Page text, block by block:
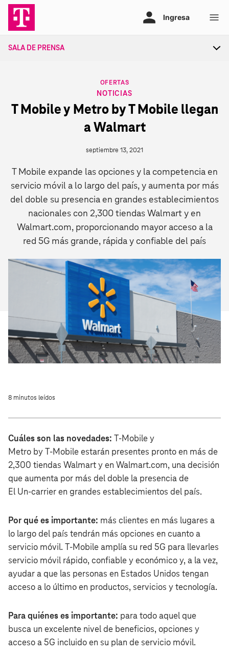
contenido
SALA DE PRENSA
OFERTASCATEGORY
NOTICIAS
T Mobile y Metro by T Mobile llegan
a Walmart
septiembre 13, 2021
T Mobile expande las opciones y la competencia en
servicio móvil a lo largo del país, y aumenta por más
del doble su presencia en grandes establecimientos
nacionales con 2,300 tiendas Walmart y en
Walmart.com, proporcionando mayor acceso a la
red 5G más grande, rápida y confiable del país
8 minutos leídos
Cuáles son las novedades: T‑Mobile y
Metro by T‑Mobile estarán presentes pronto en más de
2,300 tiendas Walmart y en Walmart.com, una decisión
que aumenta por más del doble la presencia de
El Un‑carrier en grandes establecimientos del país.
Por qué es importante: más clientes en más lugares a
lo largo del país tendrán más opciones en cuanto a
servicio móvil. T‑Mobile amplía su red 5G para llevarles
servicio móvil rápido, confiable y económico y, a la vez,
ayudar a que las personas en Estados Unidos tengan
acceso a lo último en productos, servicios y tecnología.
Para quiénes es importante: para todo aquel que
busca un excelente nivel de beneficios, opciones y
acceso a 5G incluido en su plan de servicio móvil.